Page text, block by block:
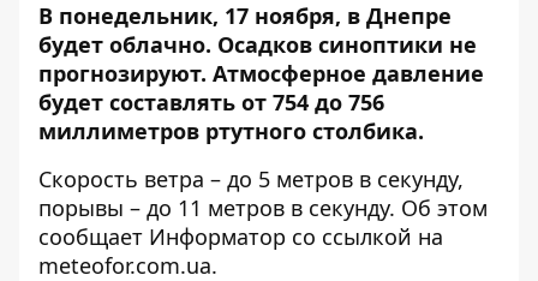
В понедельник, 17 ноября, в Днепре
будет облачно. Осадков синоптики не
прогнозируют. Атмосферное давление
будет составлять от 754 до 756
миллиметров ртутного столбика.
Скорость ветра – до 5 метров в секунду,
порывы – до 11 метров в секунду. Об этом
сообщает Информатор со ссылкой на
meteofor.com.ua.